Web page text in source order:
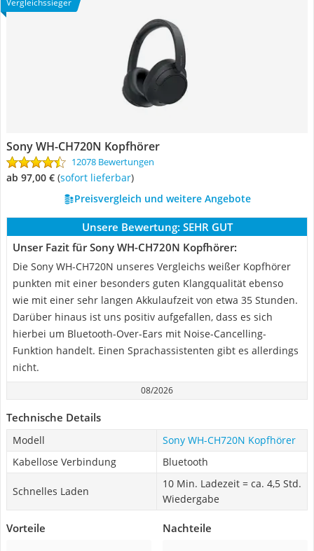
Vergleichssieger
Sony WH-CH720N Kopfhörer
12078 Bewertungen
ab 97,00 € ( Sofort lieferbar)
Preisvergleich und weitere Angebote
Unsere Bewertung: SEHR GUT
Unser Fazit für Sony WH-CH720N Kopfhörer:
Die Sony WH-CH720N unseres Vergleichs weißer Kopfhörer
punkten mit einer besonders guten Klangqualität ebenso
wie mit einer sehr langen Akkulaufzeit von etwa 35 Stunden.
Darüber hinaus ist uns positiv aufgefallen, dass es sich
hierbei um Bluetooth-Over-Ears mit Noise-Cancelling-
Funktion handelt. Einen Sprachassistenten gibt es allerdings
nicht.
08/2026
Technische Details
Modell
Sony WH-CH720N Kopfhörer
Kabellose Verbindung
Bluetooth
Schnelles Laden
10 Min. Ladezeit = ca. 4,5 Std.
Wiedergabe
Vorteile Nachteile